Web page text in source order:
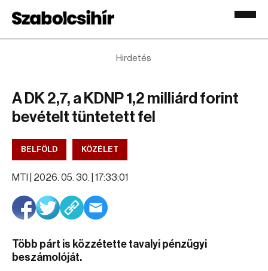
Hirdetés
A DK 2,7, a KDNP 1,2 milliárd forint
bevételt tüntetett fel
BELFÖLD KÖZÉLET
MTI | 2026. 05. 30. | 17:33:01
Több párt is közzétette tavalyi pénzügyi
beszámolóját.